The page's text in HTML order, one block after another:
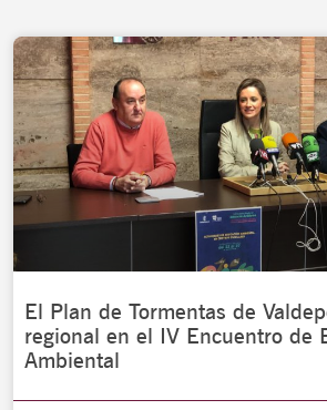
El Plan de Tormentas de
regional en el IV Encuentro de
Ambiental